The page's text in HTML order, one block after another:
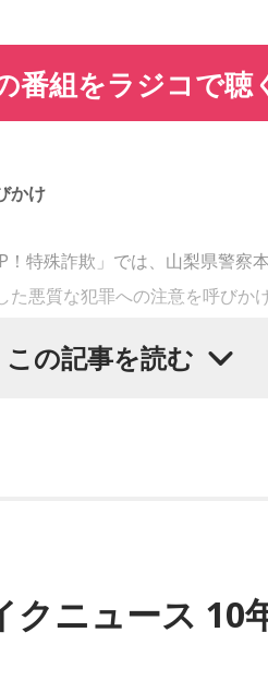
番組をラジコで聴
かけ
特殊詐欺」では、山梨県警察
悪質な犯罪への注意を呼びかけ
葉とともに、大規模災害が発生
関や災害支援団体を装い、義
けました。
この記事を読む
クニュース 10